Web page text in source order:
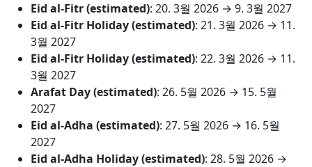
Eid al-Fitr (estimated): 20. 3월 2026 → 9. 3월 2027
Eid al-Fitr Holiday (estimated): 21. 3월 2026 → 11.
3월 2027
Eid al-Fitr Holiday (estimated): 22. 3월 2026 → 11.
3월 2027
Arafat Day (estimated): 26. 5월 2026 → 15. 5월
2027
Eid al-Adha (estimated): 27. 5월 2026 → 16. 5월
2027
Eid al-Adha Holiday (estimated): 28. 5월 2026 →